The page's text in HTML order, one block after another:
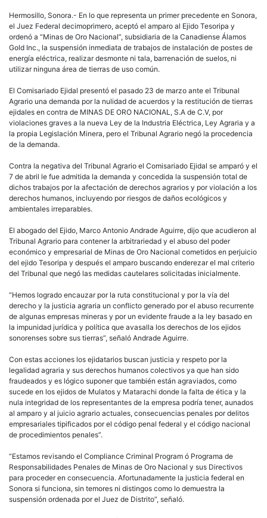
y
de
Hermosillo, Sonora.- En lo que representa un primer precedente en Sonora,
el Juez Federal decimoprimero, aceptó el amparo al Ejido Tesoripa y
ordenó a “Minas de Oro Nacional”, subsidiaria de la Canadiense Álamos
Gold Inc., la suspensión inmediata de trabajos de instalación de postes de
energía eléctrica, realizar desmonte ni tala, barrenación de suelos, ni
utilizar ninguna área de tierras de uso común.
El Comisariado Ejidal presentó el pasado 23 de marzo ante el Tribunal
Agrario una demanda por la nulidad de acuerdos y la restitución de tierras
ejidales en contra de MINAS DE ORO NACIONAL, S.A de C.V, por
violaciones graves a la nueva Ley de la Industria Eléctrica, Ley Agraria y a
la propia Legislación Minera, pero el Tribunal Agrario negó la procedencia
de la demanda.
Contra la negativa del Tribunal Agrario el Comisariado Ejidal se amparó y el
7 de abril le fue admitida la demanda y concedida la suspensión total de
dichos trabajos por la afectación de derechos agrarios y por violación a los
derechos humanos, incluyendo por riesgos de daños ecológicos y
ambientales irreparables.
El abogado del Ejido, Marco Antonio Andrade Aguirre, dijo que acudieron al
Tribunal Agrario para contener la arbitrariedad y el abuso del poder
económico y empresarial de Minas de Oro Nacional cometidos en perjuicio
del ejido Tesoripa y después el amparo buscando enderezar el mal criterio
del Tribunal que negó las medidas cautelares solicitadas inicialmente.
“Hemos logrado encauzar por la ruta constitucional y por la vía del
derecho y la justicia agraria un conflicto generado por el abuso recurrente
de algunas empresas mineras y por un evidente fraude a la ley basado en
la impunidad jurídica y política que avasalla los derechos de los ejidos
sonorenses sobre sus tierras”, señaló Andrade Aguirre.
Con estas acciones los ejidatarios buscan justicia y respeto por la
legalidad agraria y sus derechos humanos colectivos ya que han sido
fraudeados y es lógico suponer que también están agraviados, como
sucede en los ejidos de Mulatos y Matarachi donde la falta de ética y la
nula integridad de los representantes de la empresa podría tener, aunados
al amparo y al juicio agrario actuales, consecuencias penales por delitos
empresariales tipificados por el código penal federal y el código nacional
de procedimientos penales”.
“Estamos revisando el Compliance Criminal Program ó Programa de
Responsabilidades Penales de Minas de Oro Nacional y sus Directivos
para proceder en consecuencia. Afortunadamente la justicia federal en
Sonora si funciona, sin temores ni distingos como lo demuestra la
suspensión ordenada por el Juez de Distrito”, señaló.